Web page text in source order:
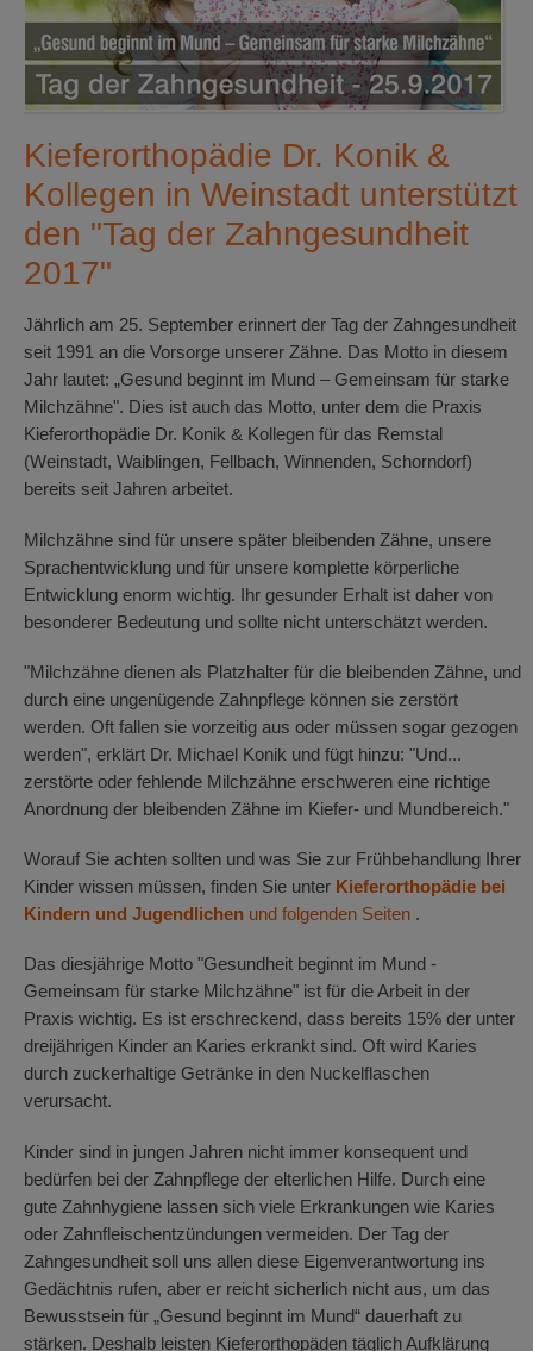
Kieferorthopädie Dr. Konik &
Kollegen in Weinstadt unterstützt
den "Tag der Zahngesundheit
2017"
Jährlich am 25. September erinnert der Tag der Zahngesundheit
seit 1991 an die Vorsorge unserer Zähne. Das Motto in diesem
Jahr lautet: „Gesund beginnt im Mund – Gemeinsam für starke
Milchzähne". Dies ist auch das Motto, unter dem die Praxis
Kieferorthopädie Dr. Konik & Kollegen für das Remstal
(Weinstadt, Waiblingen, Fellbach, Winnenden, Schorndorf)
bereits seit Jahren arbeitet.
Milchzähne sind für unsere später bleibenden Zähne, unsere
Sprachentwicklung und für unsere komplette körperliche
Entwicklung enorm wichtig. Ihr gesunder Erhalt ist daher von
besonderer Bedeutung und sollte nicht unterschätzt werden.
"Milchzähne dienen als Platzhalter für die bleibenden Zähne, und
durch eine ungenügende Zahnpflege können sie zerstört
werden. Oft fallen sie vorzeitig aus oder müssen sogar gezogen
werden", erklärt Dr. Michael Konik und fügt hinzu: "Und...
zerstörte oder fehlende Milchzähne erschweren eine richtige
Anordnung der bleibenden Zähne im Kiefer- und Mundbereich."
Worauf Sie achten sollten und was Sie zur Frühbehandlung Ihrer
Kinder wissen müssen, finden Sie unter Kieferorthopädie bei
Kindern und Jugendlichen und folgenden Seiten .
Das diesjährige Motto "Gesundheit beginnt im Mund -
Gemeinsam für starke Milchzähne" ist für die Arbeit in der
Praxis wichtig. Es ist erschreckend, dass bereits 15% der unter
dreijährigen Kinder an Karies erkrankt sind. Oft wird Karies
durch zuckerhaltige Getränke in den Nuckelflaschen
verursacht.
Kinder sind in jungen Jahren nicht immer konsequent und
bedürfen bei der Zahnpflege der elterlichen Hilfe. Durch eine
gute Zahnhygiene lassen sich viele Erkrankungen wie Karies
oder Zahnfleischentzündungen vermeiden. Der Tag der
Zahngesundheit soll uns allen diese Eigenverantwortung ins
Gedächtnis rufen, aber er reicht sicherlich nicht aus, um das
Bewusstsein für „Gesund beginnt im Mund“ dauerhaft zu
stärken. Deshalb leisten Kieferorthopäden täglich Aufklärung